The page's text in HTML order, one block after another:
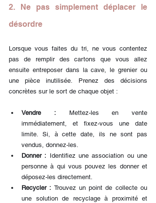
2. Ne pas simplement déplacer le
désordre
Lorsque vous faites du tri, ne vous contentez
pas de remplir des cartons que vous allez
ensuite entreposer dans la cave, le grenier ou
une pièce inutilisée. Prenez des décisions
concrètes sur le sort de chaque objet :
Vendre : Mettez-les en vente
immédiatement, et fixez-vous une date
limite. Si, à cette date, ils ne sont pas
vendus, donnez-les.
Donner : Identifiez une association ou une
personne à qui vous pouvez les donner et
déposez-les directement.
Recycler : Trouvez un point de collecte ou
une solution de recyclage à proximité et